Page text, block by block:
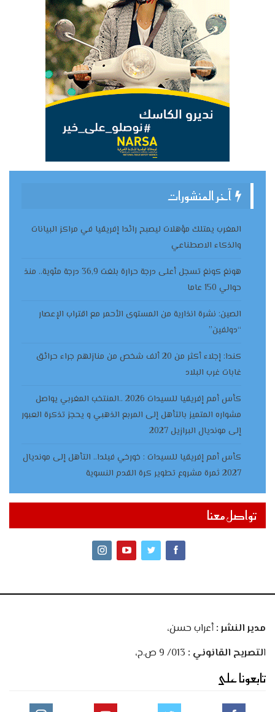
آخر المنشورات
المغرب يمتلك مؤهلات ليصبح رائدا إفريقيا في مراكز البيانات
والذكاء الاصطناعي
هونغ كونغ تسجل أعلى درجة حرارة بلغت 36,9 درجة مئوية.. منذ
حوالي 150 عاما
الصين: نشرة انذارية من المستوى الأحمر مع اقتراب الإعصار
“دولفين”
كندا: إجلاء أكثر من 20 ألف شخص من منازلهم جراء حرائق
غابات غرب البلاد
كأس أمم إفريقيا للسيدات 2026 ..المنتخب المغربي يواصل
مشواره المتميز بالتأهل إلى المربع الذهبي و يحجز تذكرة العبور
إلى مونديال البرازيل 2027
كأس أمم إفريقيا للسيدات : خورخي فيلدا.. التأهل إلى مونديال
2027 ثمرة مشروع تطوير كرة القدم النسوية
تواصل معنا
مدير النشر :أعراب حسن،
التصريح القانوني :
تابعونا على